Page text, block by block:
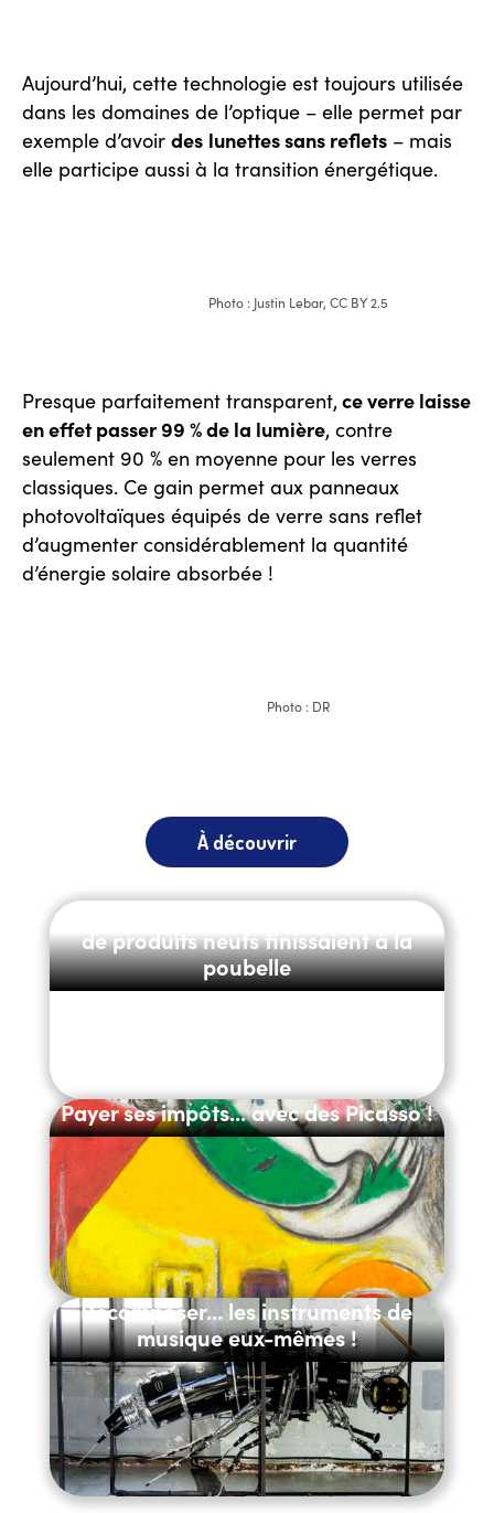
Aujourd’hui, cette technologie est toujours utilisée
dans les domaines de l’optique – elle permet par
exemple d’avoir des lunettes sans reflets – mais
elle participe aussi à la transition énergétique.
Photo : Justin Lebar, CC BY 2.5
Presque parfaitement transparent, ce verre laisse
en effet passer 99 % de la lumière, contre
seulement 90 % en moyenne pour les verres
classiques. Ce gain permet aux panneaux
photovoltaïques équipés de verre sans reflet
d’augmenter considérablement la quantité
d’énergie solaire absorbée !
Photo : DR
À découvrir
E-commerce : pourquoi des millions
de produits neufs finissaient à la
poubelle
Payer ses impôts... avec des Picasso !
Recomposer... les instruments de
musique eux-mêmes !